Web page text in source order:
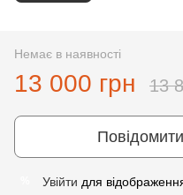
Немає в наявності
13 000 грн 13
Увійти для